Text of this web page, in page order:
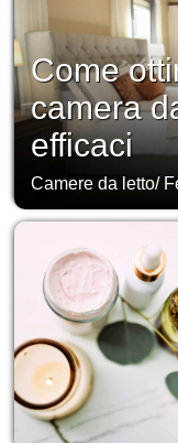
Come
camera
efficaci
Camere da letto/